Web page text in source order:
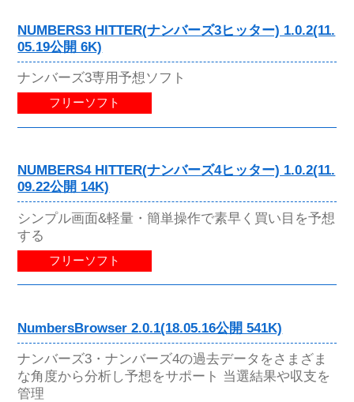
NUMBERS3 HITTER(ナンバーズ3ヒッター) 1.0.2(11.
05.19公開 6K)
ナンバーズ3専用予想ソフト
フリーソフト
NUMBERS4 HITTER(ナンバーズ4ヒッター) 1.0.2(11.
09.22公開 14K)
シンプル画面&軽量・簡単操作で素早く買い目を予想
する
フリーソフト
NumbersBrowser 2.0.1(18.05.16公開 541K)
ナンバーズ3・ナンバーズ4の過去データをさまざま
な角度から分析し予想をサポート 当選結果や収支を
管理